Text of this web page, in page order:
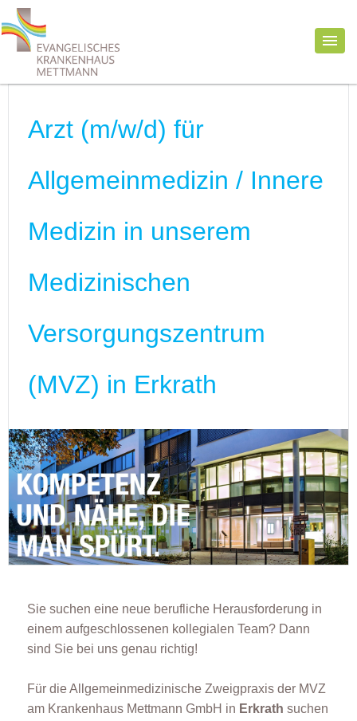
Arzt (m/w/d) für
Allgemeinmedizin / Innere
Medizin in unserem
Medizinischen
Versorgungszentrum
(MVZ) in Erkrath
Sie suchen eine neue berufliche Herausforderung in
einem aufgeschlossenen kollegialen Team? Dann
sind Sie bei uns genau richtig!
Für die Allgemeinmedizinische Zweigpraxis der MVZ
am Krankenhaus Mettmann GmbH in Erkrath suchen